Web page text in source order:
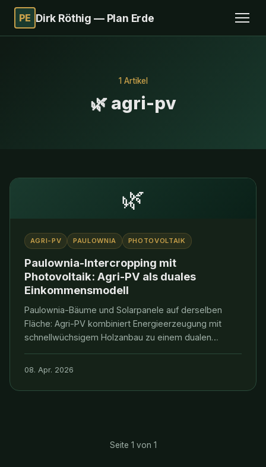
PE Dirk Röthig — Plan Erde
1 Artikel
🌿 agri-pv
🌿
AGRI-PV PAULOWNIA PHOTOVOLTAIK
Paulownia-Intercropping mit
Photovoltaik: Agri-PV als duales
Einkommensmodell
Paulownia-Bäume und Solarpanele auf derselben
Fläche: Agri-PV kombiniert Energieerzeugung mit
schnellwüchsigem Holzanbau zu einem dualen
08. Apr. 2026
Seite 1 von 1